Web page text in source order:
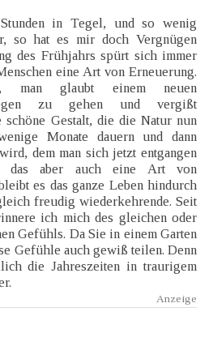
in Tegel, und so wenig
so hat es mir doch Vergnügen
des Frühjahrs spürt sich immer
eine Art von Erneuerung.
man glaubt einem neuen
zu gehen und vergißt
schöne Gestalt, die die Natur nun
Monate dauern und dann
dem man sich jetzt entgangen
das aber auch eine Art von
es das ganze Leben hindurch
freudig wiederkehrende. Seit
ich mich des gleichen oder
Gefühls. Da Sie in einem Garten
Gefühle auch gewiß teilen. Denn
die Jahreszeiten in traurigem